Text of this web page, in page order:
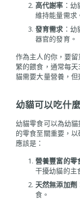
高代謝率 ：
維持能量需求
發育需求 ：
器官的發育。
作為主人的你，要
繁的餵食，通常每
貓需要大量營養，
幼貓可以吃什
幼貓零食可以為幼
的零食至關重要，
應該是：
營養豐富的零
干擾幼貓的主
天然無添加劑
食。